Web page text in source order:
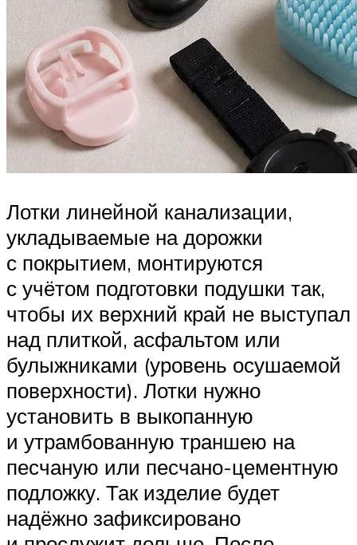
Лотки линейной канализации,
укладываемые на дорожки
с покрытием, монтируются
с учётом подготовки подушки так,
чтобы их верхний край не выступал
над плиткой, асфальтом или
булыжниками (уровень осушаемой
поверхности). Лотки нужно
установить в выкопанную
и утрамбованную траншею на
песчаную или песчано-цементную
подложку. Так изделие будет
надёжно зафиксировано